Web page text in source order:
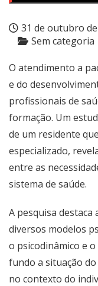
31 de outubro
Sem categoria
O atendimento a
e do
profissionais de
formação. Um
de um residente
especializado,
entre as
sistema de saúde.
A pesquisa
diversos modelos
o psicodinâmico e
fundo a situação
no contexto do